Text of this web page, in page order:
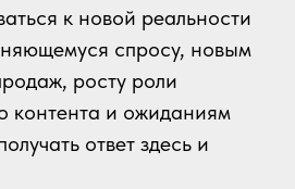
к новой реальности
спросу, новым
росту роли
контента и ожиданиям
ответ здесь и